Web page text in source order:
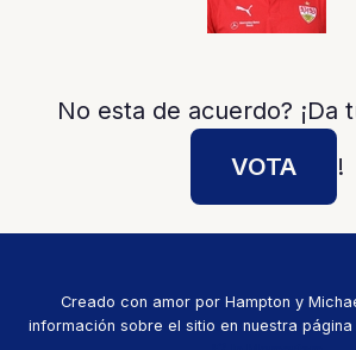
No esta de acuerdo? ¡Da
VOTA
!
Creado con amor por Hampton y
información sobre el sitio en nuestra página